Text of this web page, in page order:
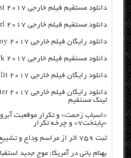
دانلود مستقیم فیلم خارجی Essex Heist 2017 از سرور سایت
دانلود مستقیم فیلم خارجی Get the Girl 2017 از سرور سایت
دانلود رایگان فیلم خارجی iBoy 2017 با لینک مستقیم
دانلود مستقیم فیلم خارجی Justice League Dark 2017 از سرور سایت
دانلود رایگان فیلم خارجی Split 2017 با لینک مستقیم
لینک مستقیم
«اسباب زحمت» و تکرار موقعیت
«پایتخت۷» و چرخه تکرار
ثبت ۷۵۹ اثر از مراسم وداع و تشییع رهبر شهید انقلاب
بهنام بانی در آمریکا: موج جدید